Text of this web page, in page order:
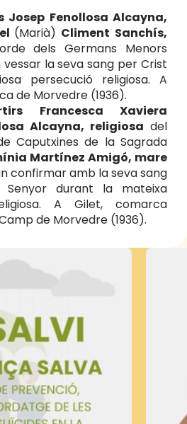
Josep Fenollosa Alcayna,
(Marià) Climent Sanchís,
dels Germans Menors
vessar la seva sang per Crist
persecució religiosa. A
de Morvedre (1936).
Francesca Xaviera
Alcayna, religiosa del
Caputxines de la Sagrada
Martínez Amigó, mare
confirmar amb la seva sang
durant la mateixa
A Gilet, comarca
de Morvedre (1936).